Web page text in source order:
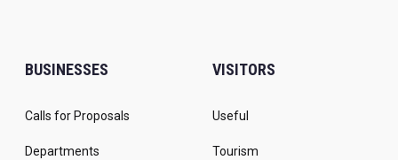
BUSINESSES
Calls for Proposals
Departments
VISITORS
Useful
Tourism